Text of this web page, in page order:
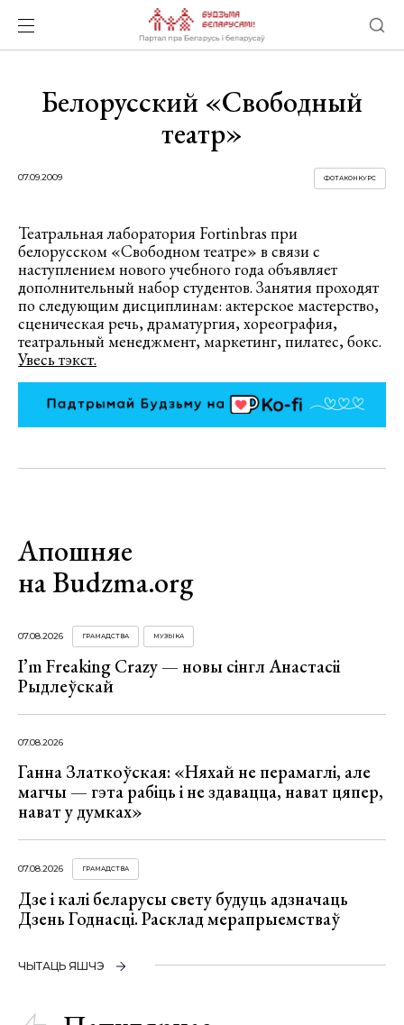
Белорусский «Свободный
театр»
07.09.2009 ФОТАКОНКУРС
Театральная лаборатория Fortinbras при
белорусском «Свободном театре» в связи с
наступлением нового учебного года объявляет
дополнительный набор студентов. Занятия проходят
по следующим дисциплинам: актерское мастерство,
сценическая речь, драматургия, хореография,
театральный менеджмент, маркетинг, пилатес, бокс.
Увесь тэкст.
Апошняе
на Budzma.org
07.08.2026 ГРАМАДСТВА МУЗЫКА
I’m Freaking Crazy — новы сінгл Анастасіі
Рыдлеўскай
07.08.2026
Ганна Златкоўская: «Няхай не перамаглі, але
магчы — гэта рабіць і не здавацца, нават цяпер,
нават у думках»
07.08.2026 ГРАМАДСТВА
Дзе і калі беларусы свету будуць адзначаць
Дзень Годнасці. Расклад мерапрыемстваў
ЧЫТАЦЬ ЯШЧЭ